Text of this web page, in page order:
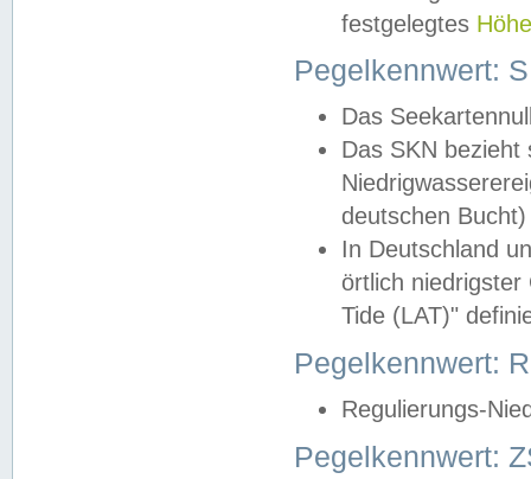
festgelegtes
Pegelkennwert:
Das
Das SKN
deutschen
In Deutschland
örtlich
Tide (LAT)"
Pegelkennwert:
Regulierungs-
Pegelkennwert: